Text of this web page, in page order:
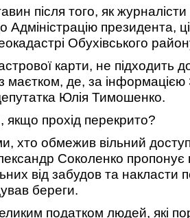
після того, як
Адміністрацію президента,
Обухівського
карти, не підходить
маєтком, де, за інформацією
Юлія Тимошенко.
якщо прохід перекрито?
хто обмежив вільний
Соколенко пропонує
від забудов та накласти
береги.
податком людей, які